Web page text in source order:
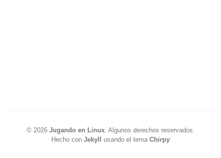
© 2026 Jugando en Linux. Algunos derechos reservados.
Hecho con Jekyll usando el tema Chirpy